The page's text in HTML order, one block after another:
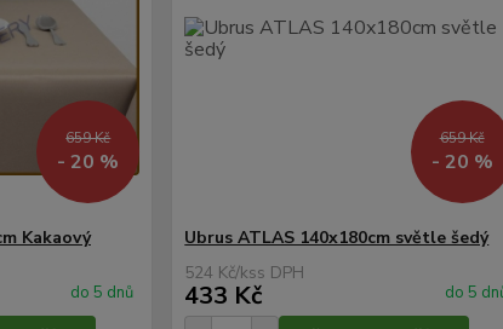
659 Kč
- 20 %
Kakaový
do 5 dnů
659 Kč
- 20 %
Ubrus ATLAS 140x180cm světle šedý
524 Kč/ks
433 Kč do 5